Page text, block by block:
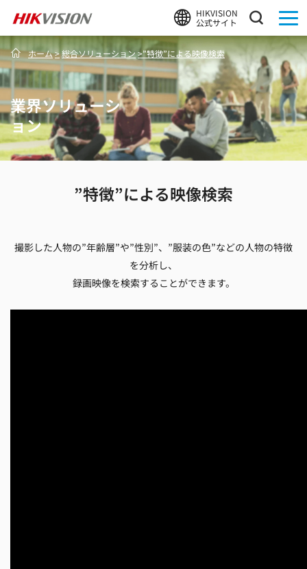
HIKVISION
公式サイト
ホーム>総合ソリューション>”特徴”による映像検索
業界ソリューシ
ョン
”特徴”による映像検索
撮影した人物の”年齢層”や”性別”、”服装の色”などの人物の特徴
を分析し、
録画映像を検索することができます。